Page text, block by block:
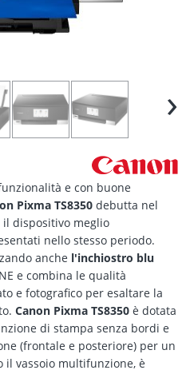
›
e con buone
Pixma TS8350 debutta nel
il dispositivo meglio
nello stesso periodo.
anche l'inchiostro blu
e combina le qualità
e fotografico per esaltare la
Canon Pixma TS8350 è dotata
di stampa senza bordi e
(frontale e posteriore) per un
il vassoio multifunzione, è